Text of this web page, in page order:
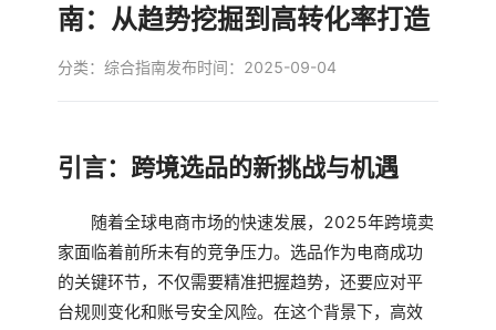
南：从趋势挖掘到高转化率打造
分类： 综合指南发布时间：2025-09-04
引言：跨境选品的新挑战与机遇
随着全球电商市场的快速发展，2025年跨境卖
家面临着前所未有的竞争压力。选品作为电商成功
的关键环节，不仅需要精准把握趋势，还要应对平
台规则变化和账号安全风险。在这个背景下，高效